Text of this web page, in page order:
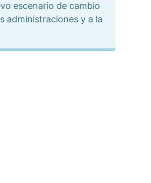
escenario de cambio
administraciones y a la